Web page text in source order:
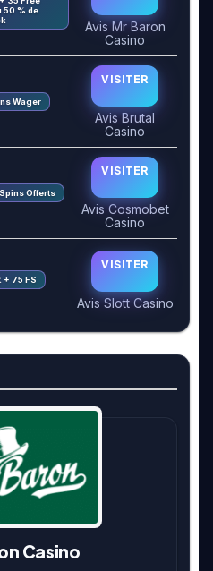
50 % de
Avis Mr Baron
Casino
Wager
VISITER
Avis Brutal
Casino
Offerts
VISITER
Avis Cosmobet
Casino
75 FS
VISITER
Avis Slott Casino
Casino